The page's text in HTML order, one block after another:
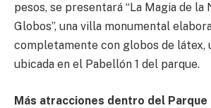
pesos, se presentará “La Magia de la
Globos”, una villa monumental
completamente con globos de látex,
ubicada en el Pabellón 1 del parque.
Más atracciones dentro del Parque